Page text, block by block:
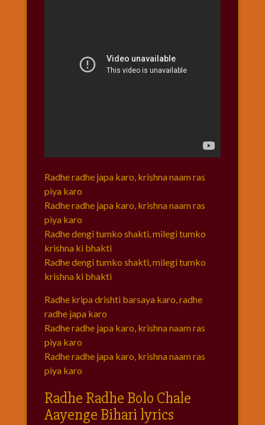
Radhe radhe japa karo, krishna naam ras
piya karo
Radhe radhe japa karo, krishna naam ras
piya karo
Radhe dengi tumko shakti, milegi tumko
krishna ki bhakti
Radhe dengi tumko shakti, milegi tumko
krishna ki bhakti
Radhe kripa drishti barsaya karo, radhe
radhe japa karo
Radhe radhe japa karo, krishna naam ras
piya karo
Radhe radhe japa karo, krishna naam ras
piya karo
Radhe Radhe Bolo Chale
Aayenge Bihari lyrics